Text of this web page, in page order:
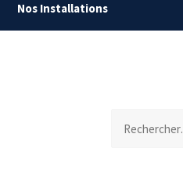
Nos Installations